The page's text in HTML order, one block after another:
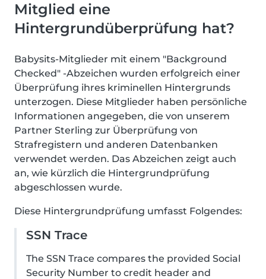
Mitglied eine
Hintergrundüberprüfung hat?
Babysits-Mitglieder mit einem "Background
Checked" -Abzeichen wurden erfolgreich einer
Überprüfung ihres kriminellen Hintergrunds
unterzogen. Diese Mitglieder haben persönliche
Informationen angegeben, die von unserem
Partner Sterling zur Überprüfung von
Strafregistern und anderen Datenbanken
verwendet werden. Das Abzeichen zeigt auch
an, wie kürzlich die Hintergrundprüfung
abgeschlossen wurde.
Diese Hintergrundprüfung umfasst Folgendes:
SSN Trace
The SSN Trace compares the provided Social
Security Number to credit header and